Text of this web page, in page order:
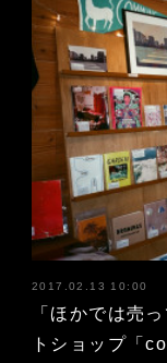
2017.02.13 10:00
「ほかでは売
トショップ「